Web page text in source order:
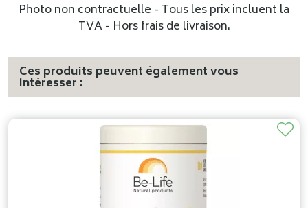
Photo non contractuelle - Tous les prix incluent la
TVA - Hors frais de livraison.
Ces produits peuvent également vous
intéresser :